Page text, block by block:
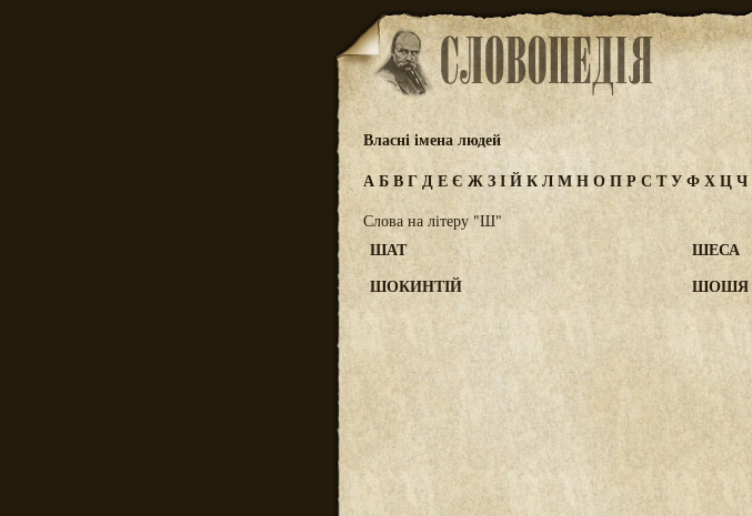
Власні імена людей
АБВГДЕЄЖЗІЙКЛМНОПРС ТУФХЦЧ
Слова на літеру "Ш"
ШАТ
ШЕСА
ШОКИНТІЙ
ШОШЯ